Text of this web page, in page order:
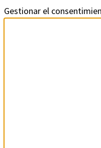
Gestionar el Funcional
Marketing
Ir
al